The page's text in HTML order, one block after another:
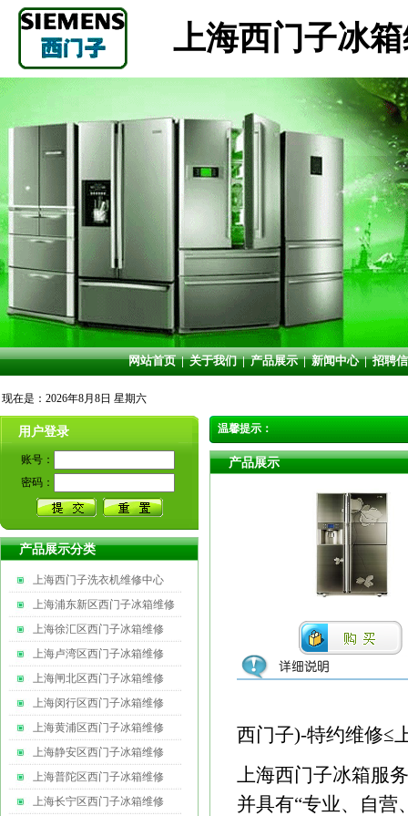
上海西门子冰
网站首页|关于我们|产品展示|新闻中心|招聘
现在是：2026年8月8日 星期六
用户登录
账号：
密码：
产品展示分类
上海西门子洗衣机维修中心
上海浦东新区西门子冰箱维修
上海徐汇区西门子冰箱维修
上海卢湾区西门子冰箱维修
上海闸北区西门子冰箱维修
上海闵行区西门子冰箱维修
上海黄浦区西门子冰箱维修
上海静安区西门子冰箱维修
上海普陀区西门子冰箱维修
上海长宁区西门子冰箱维修
温馨提示：
产品展示
西门子)-特约维修≤
上海西门子冰箱服
并具有“专业、自营